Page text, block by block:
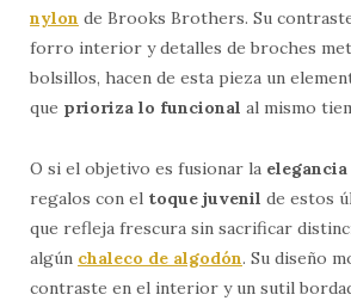
nylon de Brooks Brothers. Su
forro interior y detalles de broches
bolsillos, hacen de esta pieza un
que prioriza lo funcional al mismo
O si el objetivo es fusionar la elegancia
regalos con el toque juvenil de estos
que refleja frescura sin sacrificar
algún chaleco de algodón. Su diseño
contraste en el interior y un sutil